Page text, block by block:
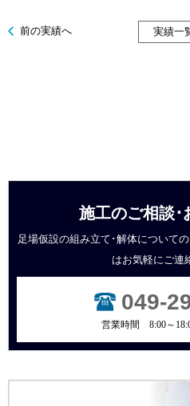
前の実績へ 実績一
施工のご相談･
足場仮設の組み立て･解体について
はお気軽にご連
049-
営業時間 8:00～